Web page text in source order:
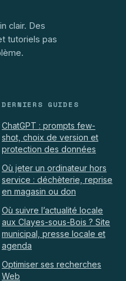
clair. Des
tutoriels pas
DERNIERS GUIDES
ChatGPT : prompts few-
shot, choix de version et
protection des données
Où jeter un ordinateur hors
service : déchèterie, reprise
en magasin ou don
Où suivre l’actualité locale
aux Clayes-sous-Bois ? Site
municipal, presse locale et
agenda
Optimiser ses recherches
Web